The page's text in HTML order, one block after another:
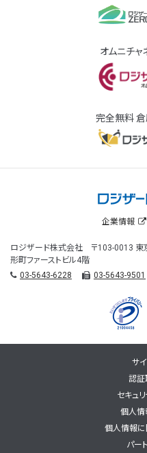
オムニチ
完全無料
企業情報
ロジザード株式会社 〒103-0013 東
形町ファーストビル4階
03-5643-6228
03-5643-9501
サ
認証
セキュ
個人情
個人情報
パー